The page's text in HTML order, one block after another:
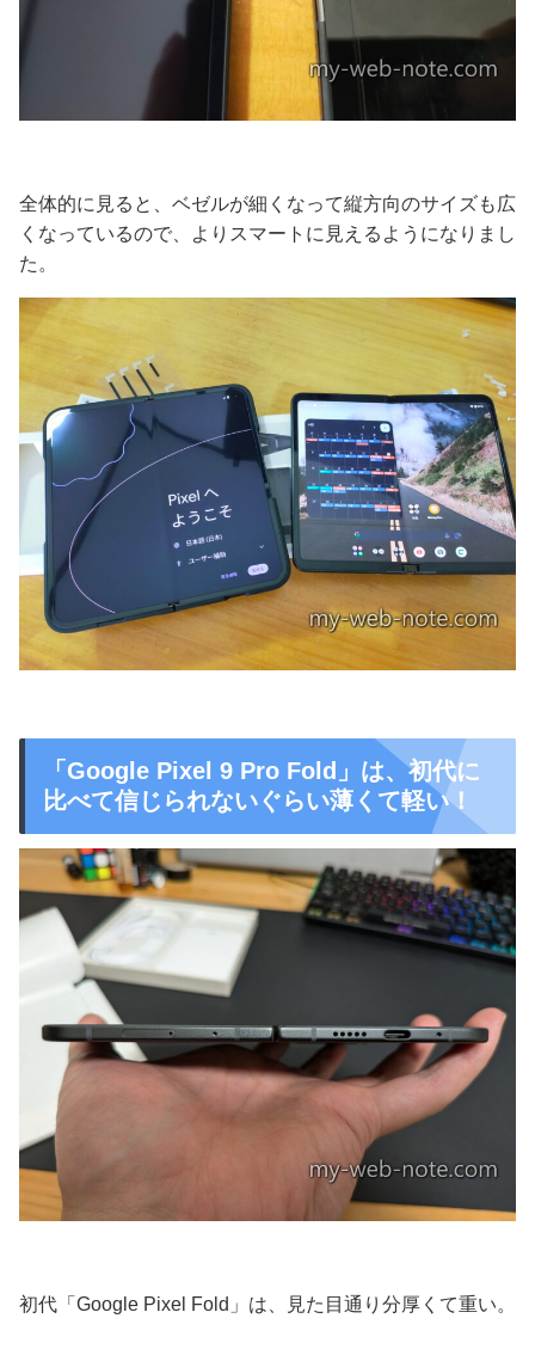
全体的に見ると、ベゼルが細くなって縦方向のサイズも広
くなっているので、よりスマートに見えるようになりまし
た。
「Google Pixel 9 Pro Fold」は、初代に
比べて信じられないぐらい薄くて軽い！
初代「Google Pixel Fold」は、見た目通り分厚くて重い。